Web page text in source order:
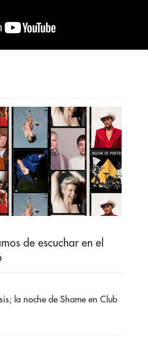
de escuchar en el
la noche de Shame en Club